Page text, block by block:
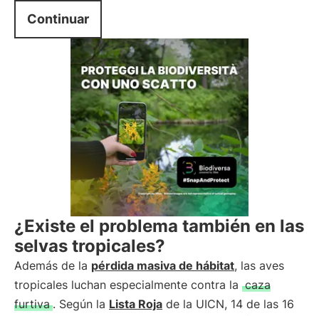
Continuar
¿Existe el problema también en las
selvas tropicales?
Además de la pérdida masiva de hábitat, las aves
tropicales luchan especialmente contra la caza
furtiva . Según la Lista Roja de la UICN, 14 de las 16